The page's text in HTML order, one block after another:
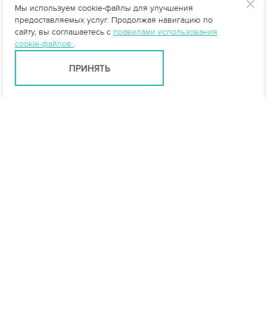
Мы используем cookie-файлы для улучшения
предоставляемых услуг. Продолжая навигацию по
сайту, вы соглашаетесь с правилами использования
cookie-файлов .
ПРИНЯТЬ